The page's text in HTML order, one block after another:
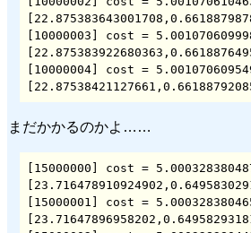
[10000003] cost =
[10000004] cost =
まだかかるのかよ……
[15000000] cost =
[15000001] cost =